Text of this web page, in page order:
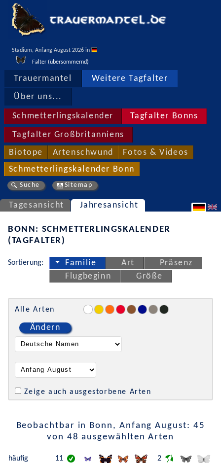
Stadium, Anfang August 2026 in
Falter (übersommernd)
Trauermantel Weitere Tagfalter
Über uns...
Schmetterlingskalender Tagfalter Bonns
Tagfalter Großbritanniens
Biotope Artenschwund Fotos & Videos
Schmetterlingskalender Bonn
Suche Sitemap
Tagesansicht Jahresansicht
BONN: SCHMETTERLINGSKALENDER
(TAGFALTER)
Sortierung: Familie Art
Präsenz
Flugbeginn
Größe
Alle Arten
Ändern
Zeige auch ausgestorbene Arten
Beobachtbar in Bonn, Anfang August: 45
von 48 ausgewählten Arten
häufig 11 2